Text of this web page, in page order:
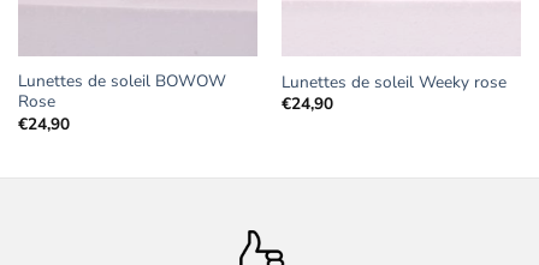
Lunettes de soleil BOWOW
Rose
€24,90
Lunettes de soleil Weeky rose
€24,90